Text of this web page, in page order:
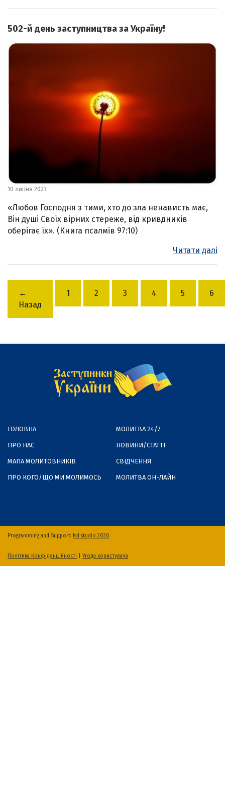
502-й день заступництва за Україну!
10 липня 2023
«Любов Господня з тими, хто до зла ненависть має,
Він душі Своїх вірних стереже, від кривдників
оберігає їх». (Книга псалмів 97:10)
Читати далі
←
Назад
1 2 3 4 5 6
ГОЛОВНА
ПРО НАС
МАПА МОЛИТОВНИКІВ
ПРО КОГО/ЩО МИ МОЛИМОСЬ
МОЛИТВА 24/7
НОВИНИ/СТАТТІ
СВІДЧЕННЯ
МОЛИТВА ОН-ЛАЙН
Programming and Support: lsd studio 2020
Політика Конфіденційності Угода користувача